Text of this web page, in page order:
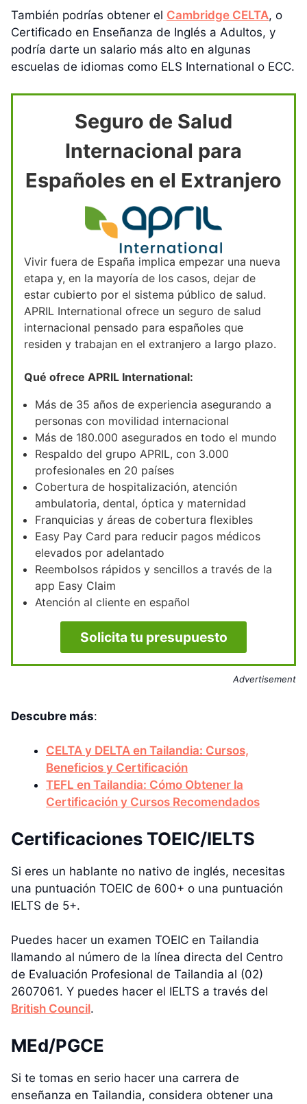
También podrías obtener el Cambridge CELTA, o
Certificado en Enseñanza de Inglés a Adultos, y
podría darte un salario más alto en algunas
escuelas de idiomas como ELS International o ECC.
Seguro de Salud
Internacional para
Españoles en el Extranjero
Vivir fuera de España implica empezar una nueva
etapa y, en la mayoría de los casos, dejar de
estar cubierto por el sistema público de salud.
APRIL International ofrece un seguro de salud
internacional pensado para españoles que
residen y trabajan en el extranjero a largo plazo.
Qué ofrece APRIL International:
Más de 35 años de experiencia asegurando a
personas con movilidad internacional
Más de 180.000 asegurados en todo el mundo
Respaldo del grupo APRIL, con 3.000
profesionales en 20 países
Cobertura de hospitalización, atención
ambulatoria, dental, óptica y maternidad
Franquicias y áreas de cobertura flexibles
Easy Pay Card para reducir pagos médicos
elevados por adelantado
Reembolsos rápidos y sencillos a través de la
app Easy Claim
Atención al cliente en español
Solicita tu presupuesto
Advertisement
Descubre más:
CELTA y DELTA en Tailandia: Cursos,
Beneficios y Certificación
TEFL en Tailandia: Cómo Obtener la
Certificación y Cursos Recomendados
Certificaciones TOEIC/IELTS
Si eres un hablante no nativo de inglés, necesitas
una puntuación TOEIC de 600+ o una puntuación
IELTS de 5+.
Puedes hacer un examen TOEIC en Tailandia
llamando al número de la línea directa del Centro
de Evaluación Profesional de Tailandia al (02)
2607061. Y puedes hacer el IELTS a través del
British Council.
MEd/PGCE
Si te tomas en serio hacer una carrera de
enseñanza en Tailandia, considera obtener una